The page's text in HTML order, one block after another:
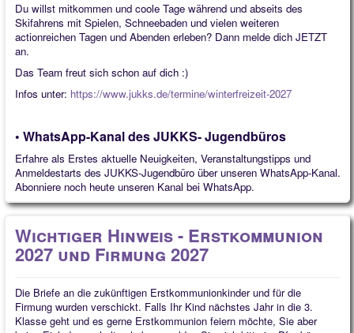
Du willst mitkommen und coole Tage während und abseits des
Skifahrens mit Spielen, Schneebaden und vielen weiteren
actionreichen Tagen und Abenden erleben? Dann melde dich JETZT
an.
Das Team freut sich schon auf dich :)
Infos unter: https://www.jukks.de/termine/winterfreizeit-2027
• WhatsApp-Kanal des JUKKS- Jugendbüros
Erfahre als Erstes aktuelle Neuigkeiten, Veranstaltungstipps und
Anmeldestarts des JUKKS-Jugendbüro über unseren WhatsApp-Kanal.
Abonniere noch heute unseren Kanal bei WhatsApp.
Wichtiger Hinweis - Erstkommunion
2027 und Firmung 2027
Die Briefe an die zukünftigen Erstkommunionkinder und für die
Firmung wurden verschickt. Falls Ihr Kind nächstes Jahr in die 3.
Klasse geht und es gerne Erstkommunion feiern möchte, Sie aber